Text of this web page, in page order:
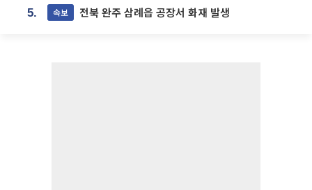
5. 속보 전북 완주 삼례읍 공장서 화재 발생